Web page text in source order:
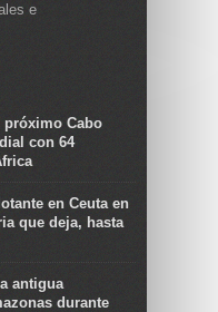
e
próximo Cabo
con 64
en Ceuta en
que deja, hasta
antigua
durante